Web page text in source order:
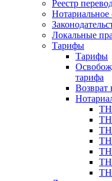
Реестр
Нотариальное
Локальные
Тарифы
Тарифы
тарифа
Возврат